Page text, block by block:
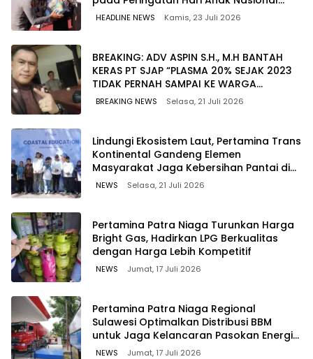
2026
HEADLINE NEWS Kamis, 23 Juli 2026
BREAKING: ADV ASPIN S.H., M.H BANTAH
KERAS PT SJAP “PLASMA 20% SEJAK 2023
TIDAK PERNAH SAMPAI KE WARGA
WAWOONE!
BREAKING NEWS Selasa, 21 Juli 2026
Lindungi Ekosistem Laut, Pertamina Trans
Kontinental Gandeng Elemen
Masyarakat Jaga Kebersihan Pantai di
Bitung, Sulawesi
NEWS Selasa, 21 Juli 2026
Pertamina Patra Niaga Turunkan Harga
Bright Gas, Hadirkan LPG Berkualitas
dengan Harga Lebih Kompetitif
NEWS Jumat, 17 Juli 2026
Pertamina Patra Niaga Regional
Sulawesi Optimalkan Distribusi BBM
untuk Jaga Kelancaran Pasokan Energi
di Seluruh Wilayah Sulawesi
NEWS Jumat, 17 Juli 2026